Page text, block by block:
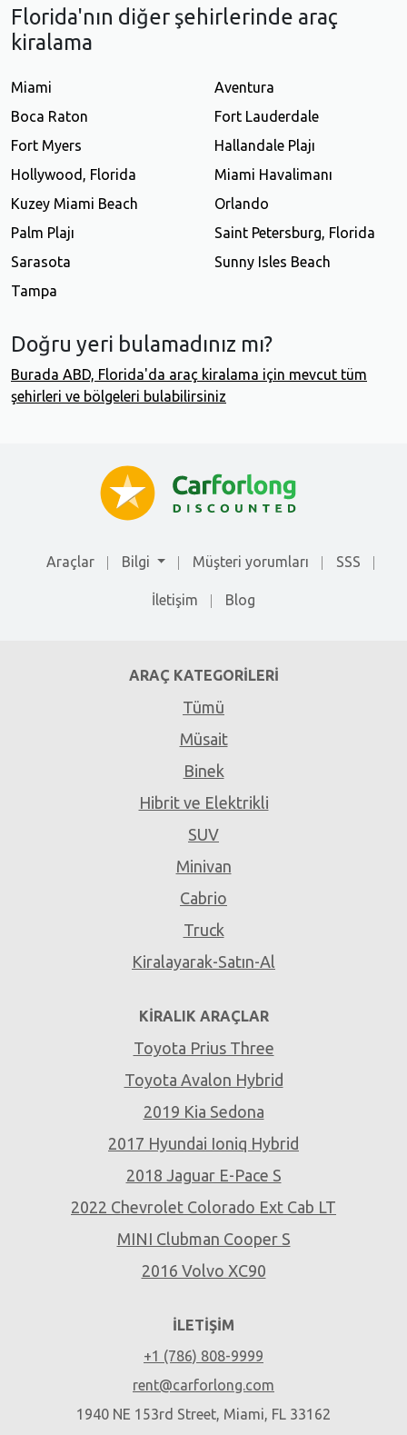
Florida'nın diğer şehirlerinde araç
kiralama
Miami
Aventura
Boca Raton
Fort Lauderdale
Fort Myers
Hallandale Plajı
Hollywood, Florida
Miami Havalimanı
Kuzey Miami Beach
Orlando
Palm Plajı
Saint Petersburg, Florida
Sarasota
Sunny Isles Beach
Tampa
Doğru yeri bulamadınız mı?
Burada ABD, Florida'da araç kiralama için mevcut tüm
şehirleri ve bölgeleri bulabilirsiniz
Araçlar Bilgi Müşteri yorumları SSS
İletişim Blog
ARAÇ KATEGORILERI
Tümü
Müsait
Binek
Hibrit ve Elektrikli
SUV
Minivan
Cabrio
Truck
Kiralayarak-Satın-Al
KIRALIK ARAÇLAR
Toyota Prius Three
Toyota Avalon Hybrid
2019 Kia Sedona
2017 Hyundai Ioniq Hybrid
2018 Jaguar E-Pace S
2022 Chevrolet Colorado Ext Cab LT
MINI Clubman Cooper S
2016 Volvo XC90
İLETIŞIM
+1 (786) 808-9999
rent@carforlong.com
1940 NE 153rd Street, Miami, FL 33162